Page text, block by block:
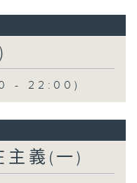
- 22:00)
義(一)